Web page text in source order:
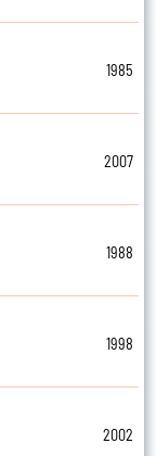
1985
2007
1988
1998
2002